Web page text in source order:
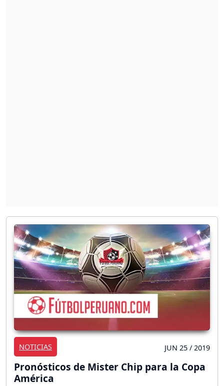
NOTICIAS JUN 25 / 2019
Pronósticos de Mister Chip para la Copa
América